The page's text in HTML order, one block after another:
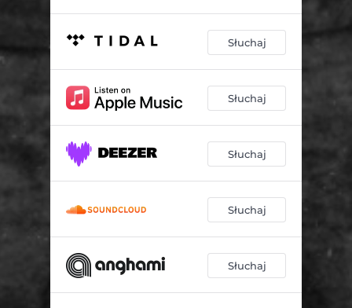
Słuchaj
Słuchaj
Słuchaj
Słuchaj
Słuchaj